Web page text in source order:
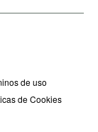
de uso
de Cookies